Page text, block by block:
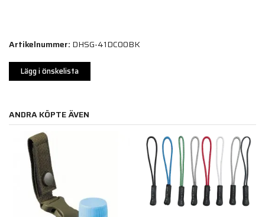
Artikelnummer: DHSG-41DC00BK
Lägg i önskelista
ANDRA KÖPTE ÄVEN